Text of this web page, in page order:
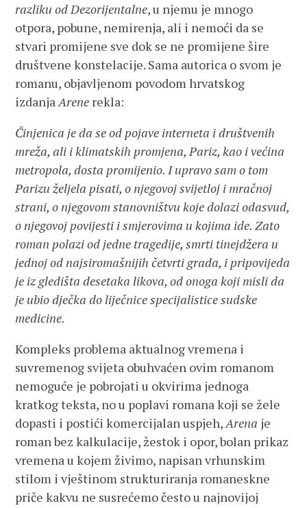
razliku od Dezorijentalne, u njemu je mnogo
otpora, pobune, nemirenja, ali i nemoći da se
stvari promijene sve dok se ne promijene šire
društvene konstelacije. Sama autorica o svom je
romanu, objavljenom povodom hrvatskog
izdanjaArene rekla:
Činjenica je da se od pojave interneta i društvenih
mreža, ali i klimatskih promjena, Pariz, kao i većina
metropola, dosta promijenio. I upravo sam o tom
Parizu željela pisati, o njegovoj svijetloj i mračnoj
strani, o njegovom stanovništvu koje dolazi odasvud,
o njegovoj povijesti i smjerovima u kojima ide. Zato
roman polazi od jedne tragedije, smrti tinejdžera u
jednoj od najsiromašnijih četvrti grada, i pripovijeda
je iz gledišta desetaka likova, od onoga koji misli da
je ubio dječka do liječnice specijalistice sudske
medicine.
Kompleks problema aktualnog vremena i
suvremenog svijeta obuhvaćen ovim romanom
nemoguće je pobrojati u okvirima jednoga
kratkog teksta, no u poplavi romana koji se žele
dopasti i postići komercijalan uspjeh,Arena je
roman bez kalkulacije, žestok i opor, bolan prikaz
vremena u kojem živimo, napisan vrhunskim
stilom i vještinom strukturiranja romaneskne
priče kakvu ne susrećemo često u najnovijoj